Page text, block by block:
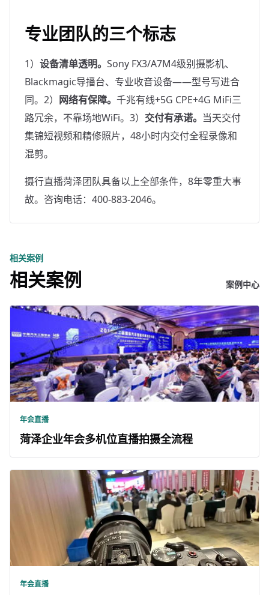
专业团队的三个标志
1） 设备清单透明。 Sony FX3/A7M4级别摄影机、
Blackmagic导播台、专业收音设备——型号写进合
同。2） 网络有保障。 千兆有线+5G CPE+4G MiFi三
路冗余，不靠场地WiFi。3） 交付有承诺。 当天交付
集锦短视频和精修照片，48小时内交付全程录像和
混剪。
摄行直播菏泽团队具备以上全部条件，8年零重大事
故。咨询电话：400-883-2046。
相关案例
相关案例 案例中心
年会直播
菏泽企业年会多机位直播拍摄全流程
年会直播